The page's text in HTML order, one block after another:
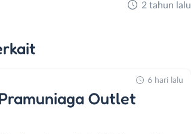
2 tahun lalu
Outlet
6 hari lalu